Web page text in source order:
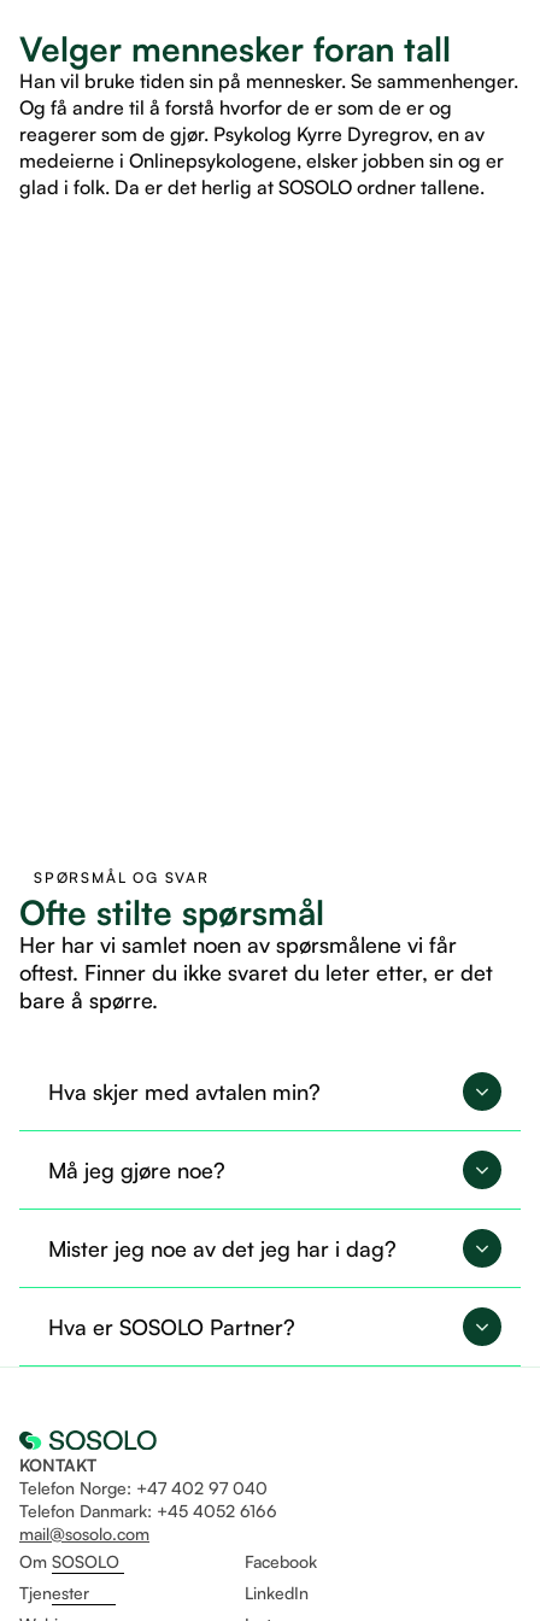
Velger mennesker foran tall
Han vil bruke tiden sin på mennesker. Se sammenhenger.
Og få andre til å forstå hvorfor de er som de er og
reagerer som de gjør. Psykolog Kyrre Dyregrov, en av
medeierne i Onlinepsykologene, elsker jobben sin og er
glad i folk. Da er det herlig at SOSOLO ordner tallene.
SPØRSMÅL OG SVAR
Ofte stilte spørsmål
Her har vi samlet noen av spørsmålene vi får
oftest. Finner du ikke svaret du leter etter, er det
bare å spørre.
Hva skjer med avtalen min?
nøyaktig samme måte.
Må jeg gjøre noe?
overført, og du kan fortsette som før.
Mister jeg noe av det jeg har i dag?
bruker. I tillegg får du mulighet til å ta i bruk flere
Hva er SOSOLO Partner?
KONTAKT
Telefon Norge: +47 402 97 040
Telefon Danmark: +45 4052 6166
mail@sosolo.com
Om SOSOLO
Tjenester
Facebook
LinkedIn